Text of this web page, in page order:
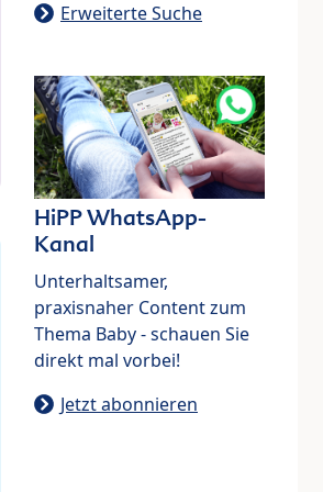
Erweiterte Suche
HiPP WhatsApp-
Kanal
Unterhaltsamer,
praxisnaher Content zum
Thema Baby - schauen Sie
direkt mal vorbei!
Jetzt abonnieren